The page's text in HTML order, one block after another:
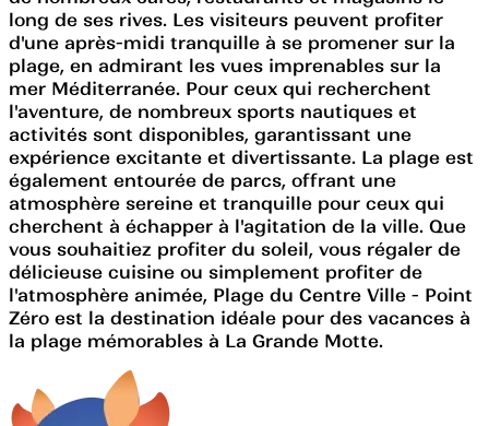
long de ses rives. Les visiteurs peuvent profiter
d'une après-midi tranquille à se promener sur la
plage, en admirant les vues imprenables sur la
mer Méditerranée. Pour ceux qui recherchent
l'aventure, de nombreux sports nautiques et
activités sont disponibles, garantissant une
expérience excitante et divertissante. La plage est
également entourée de parcs, offrant une
atmosphère sereine et tranquille pour ceux qui
cherchent à échapper à l'agitation de la ville. Que
vous souhaitiez profiter du soleil, vous régaler de
délicieuse cuisine ou simplement profiter de
l'atmosphère animée, Plage du Centre Ville - Point
Zéro est la destination idéale pour des vacances à
la plage mémorables à La Grande Motte.